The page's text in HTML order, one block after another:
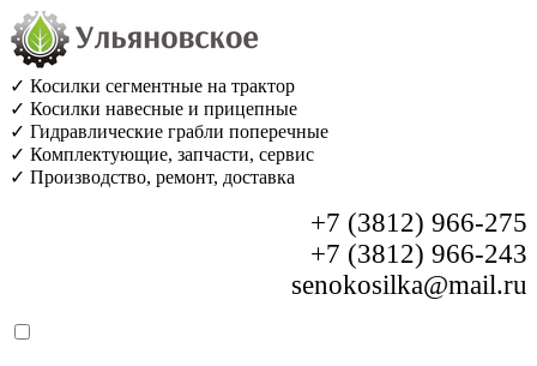
✓ Косилки сегментные на трактор
✓ Косилки навесные и прицепные
✓ Гидравлические грабли поперечные
✓ Комплектующие, запчасти, сервис
✓ Производство, ремонт, доставка
+7 (3812) 966-275
+7 (3812) 966-243
senokosilka@mail.ru